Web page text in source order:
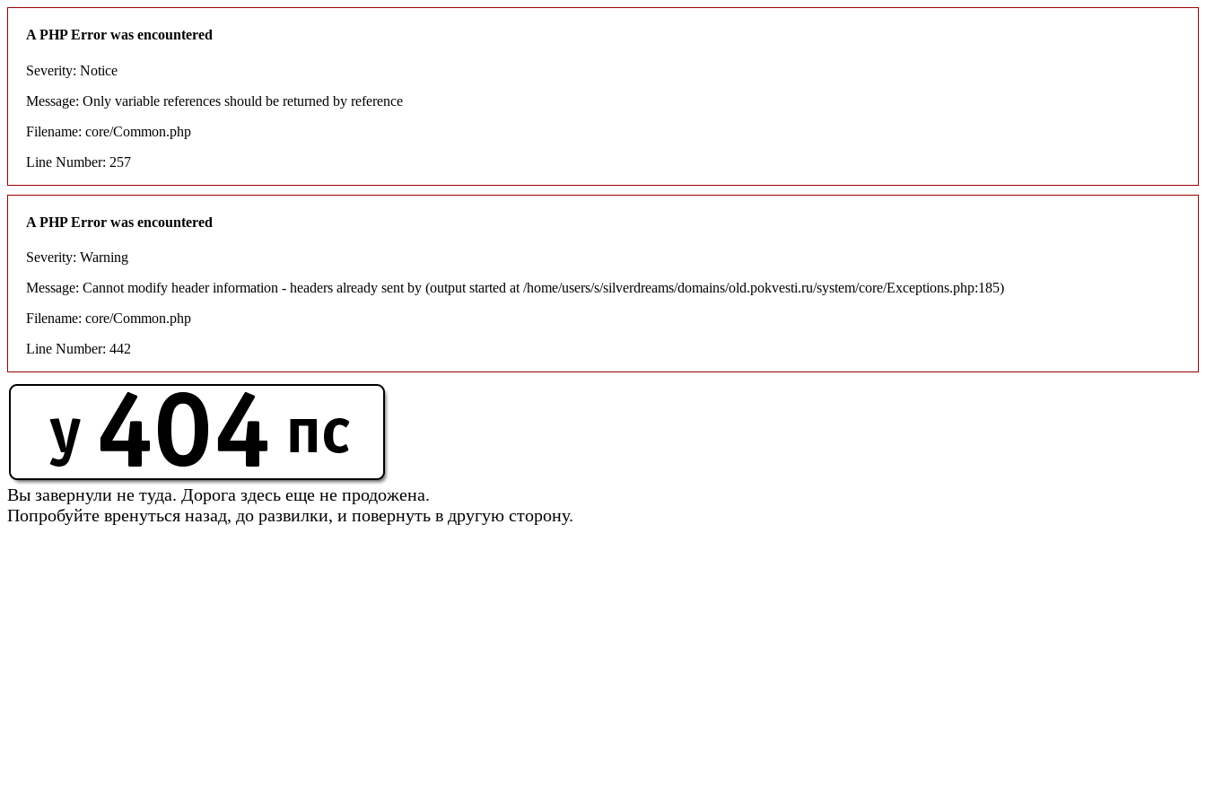
A PHP Error was encountered
Severity: Notice
Message: Only variable references should be returned by reference
Filename: core/Common.php
Line Number: 257
A PHP Error was encountered
Severity: Warning
Message: Cannot modify header information - headers already sent by (output started at /home/users/s/silverdreams/domains/old.pokvesti.ru/system/core/Exceptions.php:185)
Filename: core/Common.php
Line Number: 442
Вы завернули не туда. Дорога здесь еще не продожена.
Попробуйте вренуться назад, до развилки, и повернуть в другую сторону.